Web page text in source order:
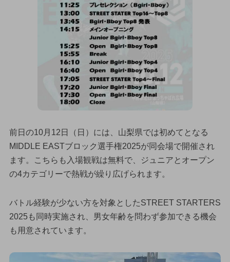
前日の10月12日（日）には、山梨県では初めてとなる
MIDDLE EASTブロック選手権2025が同会場で開催され
ます。こちらも入場観戦は無料で、ジュニアとオープン
の4カテゴリーで熱戦が繰り広げられます。
バトル経験が少ない方を対象としたSTREET STARTERS
2025も同時実施され、男女年齢を問わず参加できる機会
も用意されています。